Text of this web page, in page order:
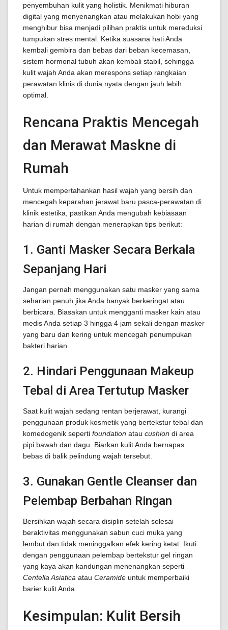
penyembuhan kulit yang holistik. Menikmati hiburan
digital yang menyenangkan atau melakukan hobi yang
menghibur bisa menjadi pilihan praktis untuk mereduksi
tumpukan stres mental. Ketika suasana hati Anda
kembali gembira dan bebas dari beban kecemasan,
sistem hormonal tubuh akan kembali stabil, sehingga
kulit wajah Anda akan merespons setiap rangkaian
perawatan klinis di dunia nyata dengan jauh lebih
optimal.
Rencana Praktis Mencegah
dan Merawat Maskne di
Rumah
Untuk mempertahankan hasil wajah yang bersih dan
mencegah keparahan jerawat baru pasca-perawatan di
klinik estetika, pastikan Anda mengubah kebiasaan
harian di rumah dengan menerapkan tips berikut:
1. Ganti Masker Secara Berkala
Sepanjang Hari
Jangan pernah menggunakan satu masker yang sama
seharian penuh jika Anda banyak berkeringat atau
berbicara. Biasakan untuk mengganti masker kain atau
medis Anda setiap 3 hingga 4 jam sekali dengan masker
yang baru dan kering untuk mencegah penumpukan
bakteri harian.
2. Hindari Penggunaan Makeup
Tebal di Area Tertutup Masker
Saat kulit wajah sedang rentan berjerawat, kurangi
penggunaan produk kosmetik yang bertekstur tebal dan
komedogenik seperti foundation atau cushion di area
pipi bawah dan dagu. Biarkan kulit Anda bernapas
bebas di balik pelindung wajah tersebut.
3. Gunakan Gentle Cleanser dan
Pelembap Berbahan Ringan
Bersihkan wajah secara disiplin setelah selesai
beraktivitas menggunakan sabun cuci muka yang
lembut dan tidak meninggalkan efek kering ketat. Ikuti
dengan penggunaan pelembap bertekstur gel ringan
yang kaya akan kandungan menenangkan seperti
Centella Asiatica atau Ceramide untuk memperbaiki
barier kulit Anda.
Kesimpulan: Kulit Bersih